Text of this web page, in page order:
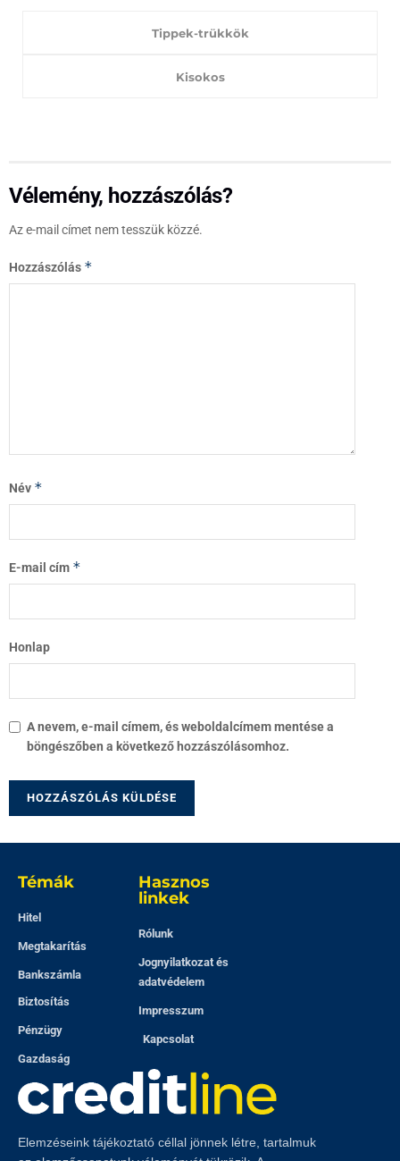
Tippek-trükkök
Kisokos
Vélemény, hozzászólás?
Az e-mail címet nem tesszük közzé.
Hozzászólás *
Név *
E-mail cím *
Honlap
A nevem, e-mail címem, és weboldalcímem mentése a
böngészőben a következő hozzászólásomhoz.
Témák
Hitel
Megtakarítás
Bankszámla
Biztosítás
Pénzügy
Gazdaság
Hasznos
linkek
Rólunk
Jognyilatkozat és
adatvédelem
Impresszum
Kapcsolat
Elemzéseink tájékoztató céllal jönnek létre, tartalmuk